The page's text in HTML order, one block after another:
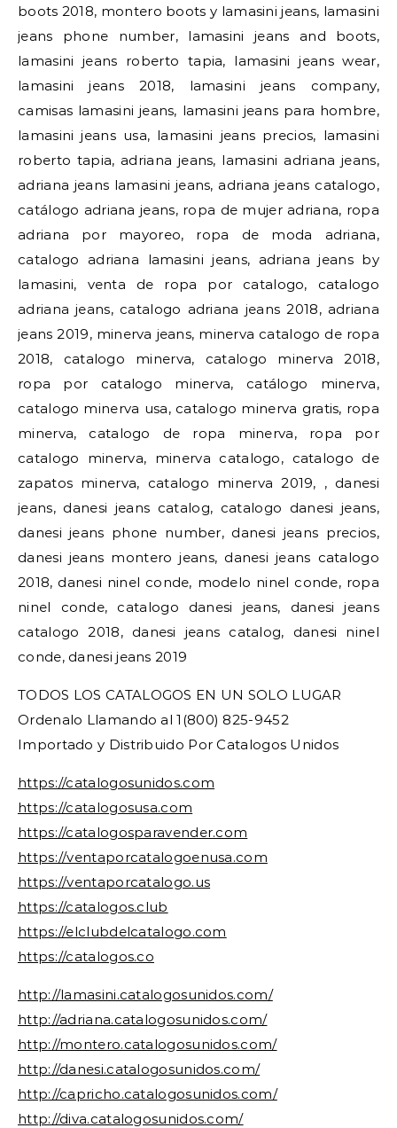
boots 2018, montero boots y lamasini jeans, lamasini
jeans phone number, lamasini jeans and boots,
lamasini jeans roberto tapia, lamasini jeans wear,
lamasini jeans 2018, lamasini jeans company,
camisas lamasini jeans, lamasini jeans para hombre,
lamasini jeans usa, lamasini jeans precios, lamasini
roberto tapia, adriana jeans, lamasini adriana jeans,
adriana jeans lamasini jeans, adriana jeans catalogo,
catálogo adriana jeans, ropa de mujer adriana, ropa
adriana por mayoreo, ropa de moda adriana,
catalogo adriana lamasini jeans, adriana jeans by
lamasini, venta de ropa por catalogo, catalogo
adriana jeans, catalogo adriana jeans 2018, adriana
jeans 2019, minerva jeans, minerva catalogo de ropa
2018, catalogo minerva, catalogo minerva 2018,
ropa por catalogo minerva, catálogo minerva,
catalogo minerva usa, catalogo minerva gratis, ropa
minerva, catalogo de ropa minerva, ropa por
catalogo minerva, minerva catalogo, catalogo de
zapatos minerva, catalogo minerva 2019, , danesi
jeans, danesi jeans catalog, catalogo danesi jeans,
danesi jeans phone number, danesi jeans precios,
danesi jeans montero jeans, danesi jeans catalogo
2018, danesi ninel conde, modelo ninel conde, ropa
ninel conde, catalogo danesi jeans, danesi jeans
catalogo 2018, danesi jeans catalog, danesi ninel
conde, danesi jeans 2019
TODOS LOS CATALOGOS EN UN SOLO LUGAR
Ordenalo Llamando al 1(800) 825-9452
Importado y Distribuido Por Catalogos Unidos
https://catalogosunidos.com
https://catalogosusa.com
https://catalogosparavender.com
https://ventaporcatalogoenusa.com
https://ventaporcatalogo.us
https://catalogos.club
https://elclubdelcatalogo.com
https://catalogos.co
http://lamasini.catalogosunidos.com/
http://adriana.catalogosunidos.com/
http://montero.catalogosunidos.com/
http://danesi.catalogosunidos.com/
http://capricho.catalogosunidos.com/
http://diva.catalogosunidos.com/